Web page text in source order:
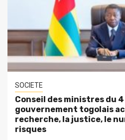
SOCIETE
Conseil des ministres du
gouvernement togolais
recherche, la justice, le
risques